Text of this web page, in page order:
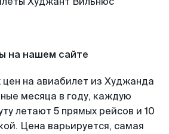
на нашем сайте
цен на авиабилет из Худжанда
месяца в году, каждую
летают 5 прямых рейсов и 10
Цена варьируется, самая